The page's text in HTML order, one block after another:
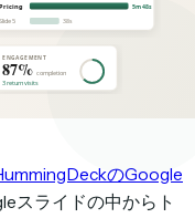
ションを共有しま
Googleスライド
のGoogle
スライドの中からト